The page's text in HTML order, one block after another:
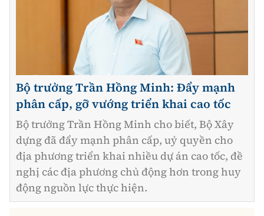
Bộ trưởng Trần Hồng Minh: Đẩy mạnh
phân cấp, gỡ vướng triển khai cao tốc
Bộ trưởng Trần Hồng Minh cho biết, Bộ Xây
dựng đã đẩy mạnh phân cấp, uỷ quyền cho
địa phương triển khai nhiều dự án cao tốc, đề
nghị các địa phương chủ động hơn trong huy
động nguồn lực thực hiện.